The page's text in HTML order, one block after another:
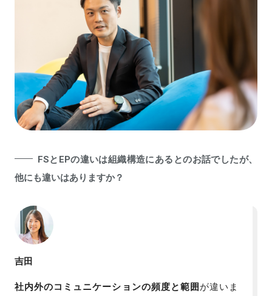
FSとEPの違いは組織構造にあるとのお話でしたが、
他にも違いはありますか？
吉田
社内外のコミュニケーションの頻度と範囲が違いま